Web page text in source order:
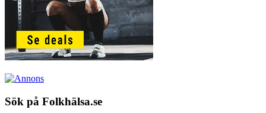
Sök på Folkhälsa.se